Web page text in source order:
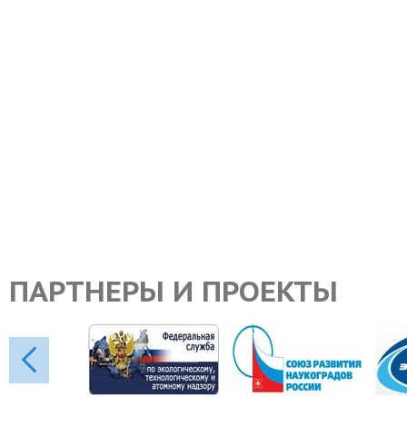
ПАРТНЕРЫ И ПРОЕКТЫ